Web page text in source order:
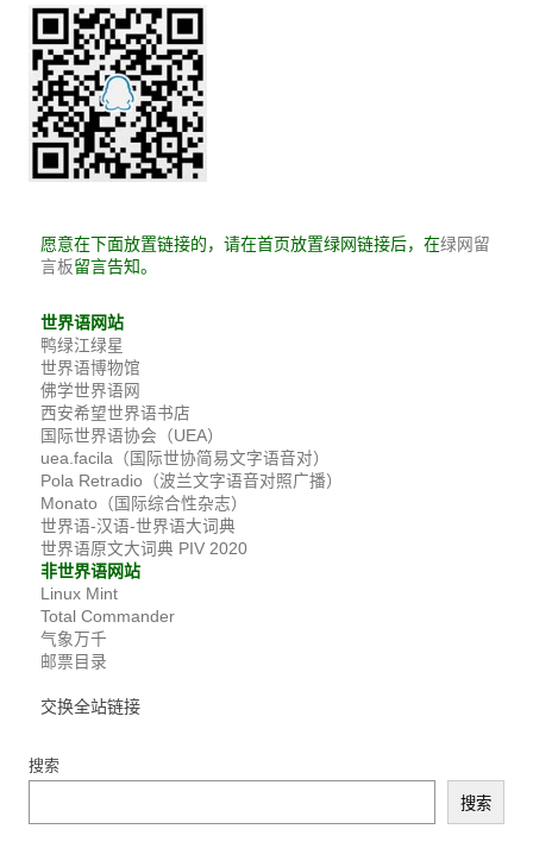
愿意在下面放置链接的，请在首页放置绿网链接后，在绿网留
言板留言告知。
世界语网站
鸭绿江绿星
世界语博物馆
佛学世界语网
西安希望世界语书店
国际世界语协会（UEA）
uea.facila（国际世协简易文字语音对）
Pola Retradio（波兰文字语音对照广播）
Monato（国际综合性杂志）
世界语-汉语-世界语大词典
世界语原文大词典 PIV 2020
非世界语网站
Linux Mint
Total Commander
气象万千
邮票目录
交换全站链接
搜索
搜索